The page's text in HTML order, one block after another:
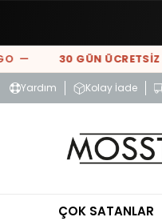
30 GÜN ÜCRETSİZ
Yardım Kolay İade
ÇOK SATANLAR